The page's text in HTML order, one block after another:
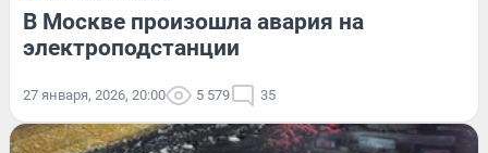
В Москве произошла авария на
электроподстанции
27 января, 2026, 20:00 5 579 35